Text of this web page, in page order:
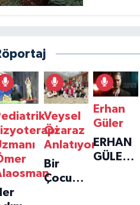
Veysel
Özaraz
Anlatıyor
Bir
Çocuğun
Erhan
Güler
ERHAN
GÜLER'IN